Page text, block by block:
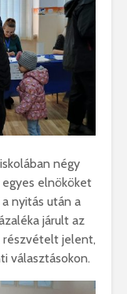
négy
elnököket
nyitás után a
járult az
részvételt jelent,
választásokon.